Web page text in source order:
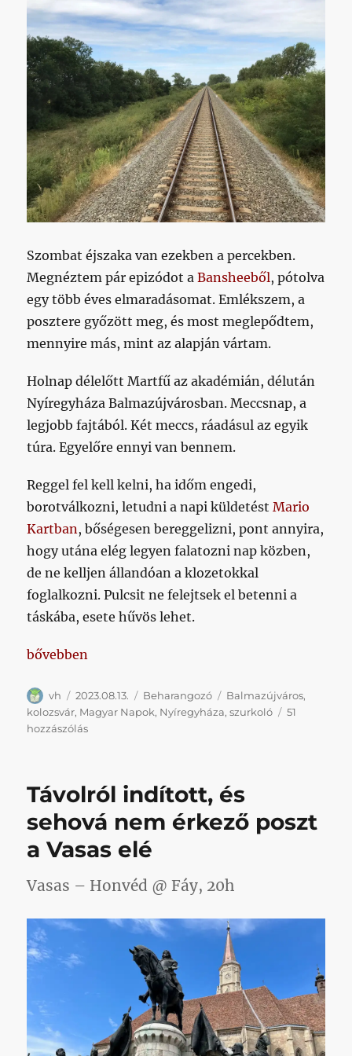
Szombat éjszaka van ezekben a percekben.
Megnéztem pár epizódot aBansheeből, pótolva
egy több éves elmaradásomat. Emlékszem, a
posztere győzött meg, és most meglepődtem,
mennyire más, mint az alapján vártam.
Holnap délelőtt Martfű az akadémián, délután
Nyíregyháza Balmazújvárosban. Meccsnap, a
legjobb fajtából. Két meccs, ráadásul az egyik
túra. Egyelőre ennyi van bennem.
Reggel fel kell kelni, ha időm engedi,
borotválkozni, letudni a napi küldetéstMario
Kartban , bőségesen bereggelizni, pont annyira,
hogy utána elég legyen falatozni nap közben,
de ne kelljen állandóan a klozetokkal
foglalkozni. Pulcsit ne felejtsek el betenni a
táskába, esete hűvös lehet.
„Nem nagyon lesz értelmes poszt a Nyíregyháza
bővebben
Szerző
vh Közzétéve
2023.08.13. Kategória
Beharangozó Címke
Balmazújváros,
kolozsvár, Magyar Napok, Nyíregyháza,szurkoló
51
hozzászólásNem
poszt
Nyíregyháza
elé
című
bejegyzéshez
Távolról indított, és
sehová nem érkező poszt
a Vasas elé
Vasas – Honvéd @ Fáy, 20h